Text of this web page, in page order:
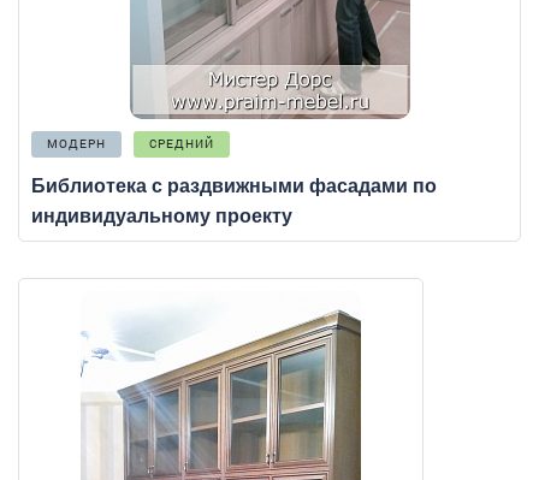
МОДЕРН СРЕДНИЙ
Библиотека с раздвижными фасадами по
индивидуальному проекту